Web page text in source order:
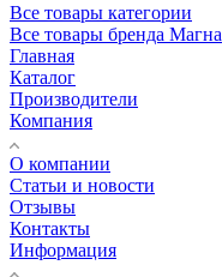
Все товары категории
Все товары бренда Магна
Главная
Каталог
Производители
Компания
О компании
Статьи и новости
Отзывы
Контакты
Информация